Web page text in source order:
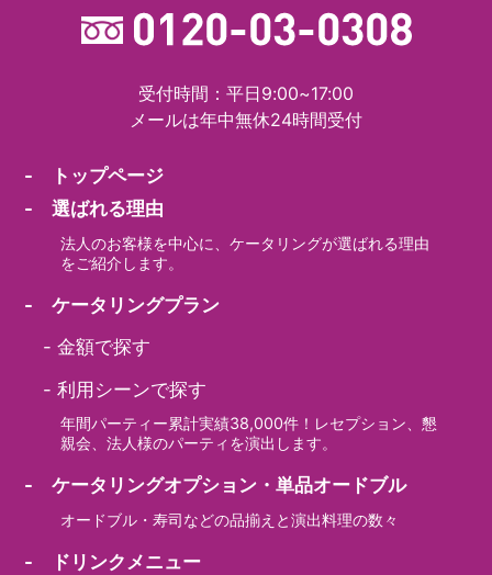
受付時間：平日9:00~17:00
メールは年中無休24時間受付
- トップページ
- 選ばれる理由
法人のお客様を中心に、ケータリングが選ばれる理由
をご紹介します。
- ケータリングプラン
-金額で探す
-利用シーンで探す
年間パーティー累計実績38,000件！レセプション、懇
親会、法人様のパーティを演出します。
- ケータリングオプション・単品オードブル
オードブル・寿司などの品揃えと演出料理の数々
- ドリンクメニュー